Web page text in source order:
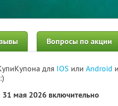
Вопросы по акции
для IOS или Android
31 мая 2026 включительно